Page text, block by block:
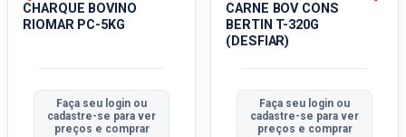
CHARQUE BOVINO
RIOMAR PC-5KG
Faça seu login ou
cadastre-se para ver
preços e comprar
CARNE BOV CONS
BERTIN T-320G
(DESFIAR)
Faça seu login ou
cadastre-se para ver
preços e comprar